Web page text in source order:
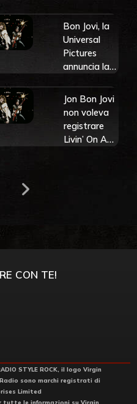
del New
Jersey
Bon Jovi, la
Universal
Pictures
annuncia la
del biopic
sulla storia
della band
Jon Bon Jovi
non voleva
registrare
Livin’ On A
CON TE!
STYLE ROCK, il logo Virgin
sono marchi registrati di
Limited
tutte le informazioni su Virgin